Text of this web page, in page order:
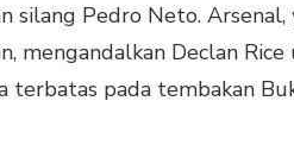
silang Pedro Neto.
mengandalkan Declan
terbatas pada tembakan